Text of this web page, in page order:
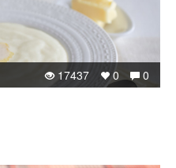
0
0
17437